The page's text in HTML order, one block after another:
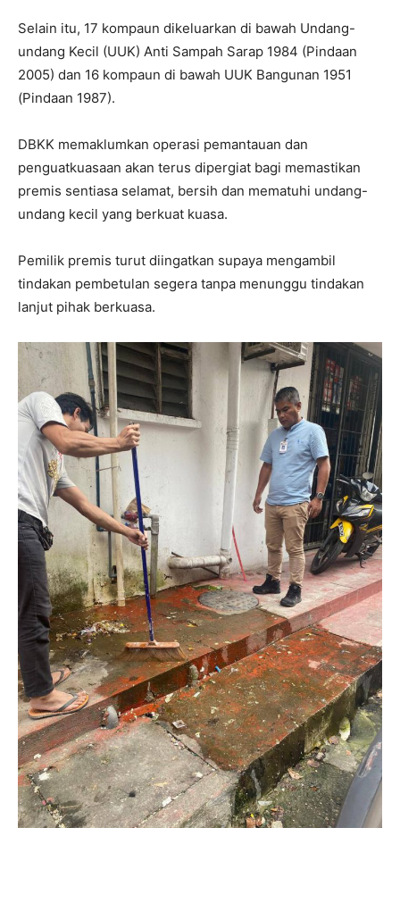
Selain itu, 17 kompaun dikeluarkan di bawah Undang-
undang Kecil (UUK) Anti Sampah Sarap 1984 (Pindaan
2005) dan 16 kompaun di bawah UUK Bangunan 1951
(Pindaan 1987).
DBKK memaklumkan operasi pemantauan dan
penguatkuasaan akan terus dipergiat bagi memastikan
premis sentiasa selamat, bersih dan mematuhi undang-
undang kecil yang berkuat kuasa.
Pemilik premis turut diingatkan supaya mengambil
tindakan pembetulan segera tanpa menunggu tindakan
lanjut pihak berkuasa.